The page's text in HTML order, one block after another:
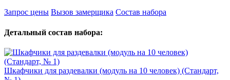
Запрос цены Вызов замерщика Состав набора
Детальный состав набора:
Шкафчики для раздевалки (модуль на 10 человек) (Стандарт,